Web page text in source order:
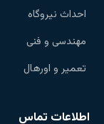
احداث نیروگاه
مهندسی و فنی
تعمیر و اورهال
اطلاعات تماس